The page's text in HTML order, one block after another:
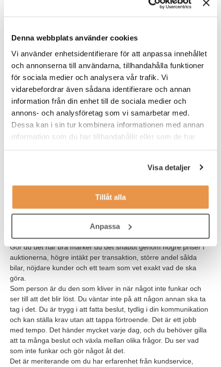
Denna webbplats använder cookies
Vi använder enhetsidentifierare för att anpassa innehållet
och annonserna till användarna, tillhandahålla funktioner
för sociala medier och analysera vår trafik. Vi
vidarebefordrar även sådana identifierare och annan
information från din enhet till de sociala medier och
annons- och analysföretag som vi samarbetar med.
Dessa kan i sin tur kombinera informationen med annan
information som du har tillhandahållit eller som de har
Visa detaljer
Tillåt alla
Anpassa
Det här är en chefsroll där du arbetar nära teamet. Du har
miljö mot TradingSolutions köpande kunder, främst bilhandlare
som köper fordon via bolagets auktioner. Teamet består idag av
fyra personer, med tydlig ambition att växa den säljande delen.
Våra förväntningar
Du behöver inte komma från bilbranschen. Det viktiga är att du
är en ledare som kan skapa struktur och få ett team att
prestera.
För att lyckas i rollen har du:
följt upp prestation och resultat
fattat beslut i situationer där allt inte är glasklart
Gör du det här bra märker du det snabbt genom högre priser i
auktionerna, högre intäkt per transaktion, större andel sålda
bilar, nöjdare kunder och ett team som vet exakt vad de ska
göra.
Som person är du den som kliver in när något inte funkar och
ser till att det blir löst. Du väntar inte på att någon annan ska ta
tag i det. Du är trygg i att fatta beslut, tydlig i din kommunikation
och kan ställa krav utan att tappa förtroende. Det är ett jobb
med tempo. Det händer mycket varje dag, och du behöver gilla
att ta många beslut och växla mellan olika frågor. Du ser vad
som inte funkar och gör något åt det.
Det är meriterande om du har erfarenhet från kundservice,